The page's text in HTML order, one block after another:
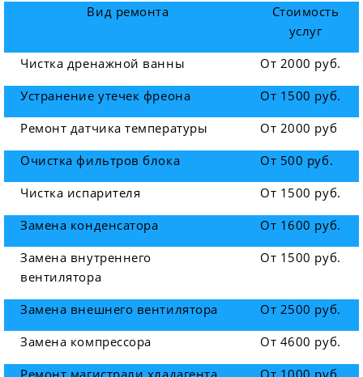
Вид ремонта
Стоимость
услуг
Чистка дренажной ванны
От 2000 руб.
Устранение утечек фреона
От 1500 руб.
Ремонт датчика температуры
От 2000 руб
Очистка фильтров блока
От 500 руб.
Чистка испарителя
От 1500 руб.
Замена конденсатора
От 1600 руб.
Замена внутреннего
вентилятора
От 1500 руб.
Замена внешнего вентилятора
От 2500 руб.
Замена компрессора
От 4600 руб.
Ремонт магистрали хладагента
От 1000 руб.